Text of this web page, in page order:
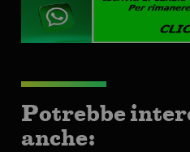
Potrebbe
anche: